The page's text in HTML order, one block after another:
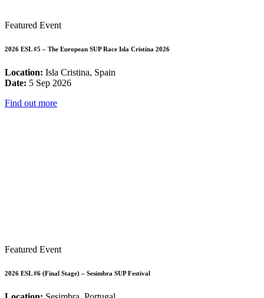
Featured Event
2026 ESL #5 – The European SUP Race Isla Cristina 2026
Location: Isla Cristina, Spain
Date: 5 Sep 2026
Find out more
Featured Event
2026 ESL #6 (Final Stage) – Sesimbra SUP Festival